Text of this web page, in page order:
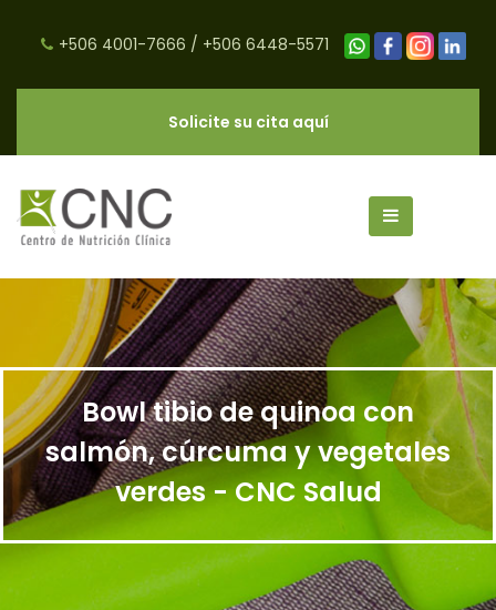
+506 4001-7666 / +506 6448-5571
Solicite su cita aquí
Bowl tibio de quinoa con
salmón, cúrcuma y vegetales
verdes - CNC Salud